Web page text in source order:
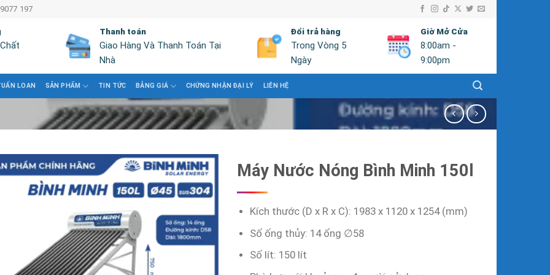
197
Thanh toán
Giao Hàng Và Thanh Toán Tại
Nhà
Đổi trả hàng
Trong Vòng 5
Ngày
Giờ Mở Cửa
8:00am -
9:00pm
LOAN SẢN PHẨM TIN TỨC BẢNG GIÁ CHỨNG NHẬN ĐẠI LÝ LIÊN HỆ
Máy Nước Nóng Bình Minh 150l
Kích thước (D x R x C): 1983 x 1120 x 1254 (mm)
Số ống thủy: 14 ống ∅58
Số lít: 150 lít